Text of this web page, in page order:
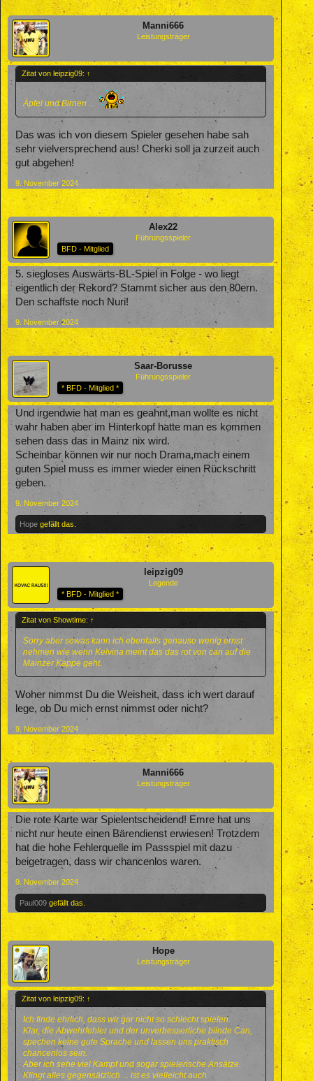
Manni666
Leistungsträger
Zitat von leipzig09: ↑
Äpfel und Birnen ...
Das was ich von diesem Spieler gesehen habe sah
sehr vielversprechend aus! Cherki soll ja zurzeit auch
gut abgehen!
9. November 2024
Alex22
Führungsspieler
BFD - Mitglied
5. siegloses Auswärts-BL-Spiel in Folge - wo liegt
eigentlich der Rekord? Stammt sicher aus den 80ern.
Den schaffste noch Nuri!
9. November 2024
Saar-Borusse
Führungsspieler
* BFD - Mitglied *
Und irgendwie hat man es geahnt,man wollte es nicht
wahr haben aber im Hinterkopf hatte man es kommen
sehen dass das in Mainz nix wird.
Scheinbar können wir nur noch Drama,mach einem
guten Spiel muss es immer wieder einen Rückschritt
geben.
9. November 2024
Hope gefällt das.
leipzig09
Legende
* BFD - Mitglied *
Zitat von Showtime: ↑
Sorry aber sowas kann ich ebenfalls genauso wenig ernst
nehmen wie wenn Kelvina meint das das rot von can auf die
Mainzer Kappe geht.
Woher nimmst Du die Weisheit, dass ich wert darauf
lege, ob Du mich ernst nimmst oder nicht?
9. November 2024
Manni666
Leistungsträger
Die rote Karte war Spielentscheidend! Emre hat uns
nicht nur heute einen Bärendienst erwiesen! Trotzdem
hat die hohe Fehlerquelle im Passspiel mit dazu
beigetragen, dass wir chancenlos waren.
9. November 2024
Paul009 gefällt das.
Hope
Leistungsträger
Zitat von leipzig09: ↑
Ich finde ehrlich, dass wir gar nicht so schlecht spielen.
Klar, die Abwehrfehler und der unverbesserliche blinde Can,
spechen keine gute Sprache und lassen uns praktisch
chancenlos sein.
Aber ich sehe viel Kampf und sogar spielerische Ansätze.
Klingt alles gegensätzlich ... ist es vielleicht auch.